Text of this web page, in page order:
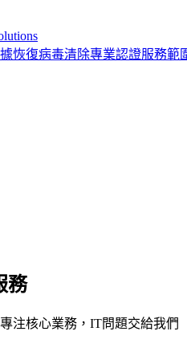
恢復病毒清除專業認證服務範
務
注核心業務，IT問題交給我們